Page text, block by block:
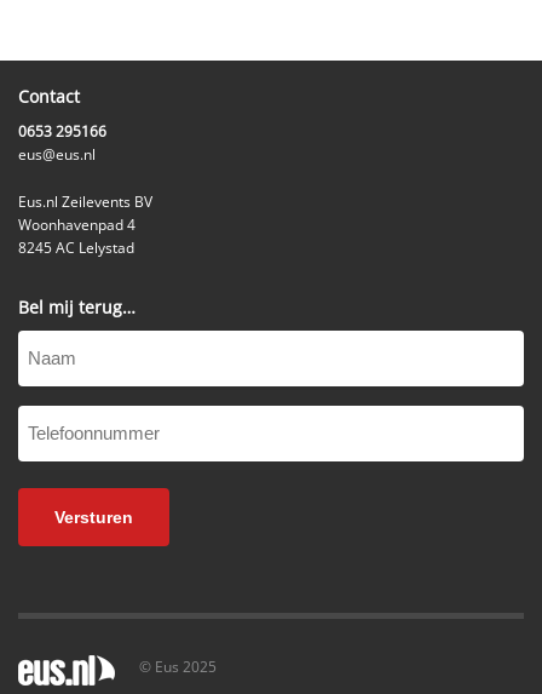
Contact
0653 295166
eus@eus.nl
Eus.nl Zeilevents BV
Woonhavenpad 4
8245 AC Lelystad
Bel mij terug…
Naam
Telefoonnummer
(Vereist)
© Eus 2025